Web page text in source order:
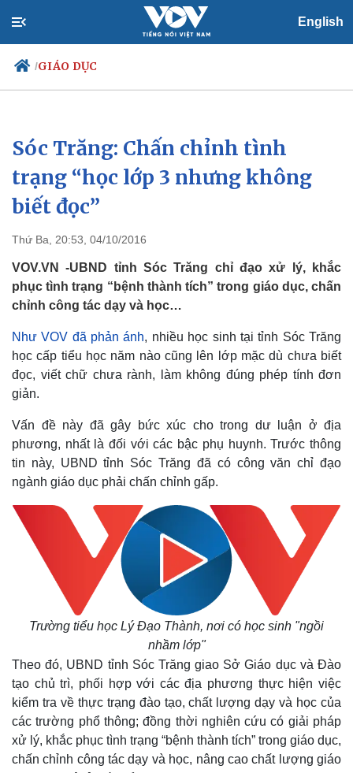
English
/GIÁO DỤC
Chính trị
Tổ chức nhân sự
Quốc hội
Nhận diện sự thật
Xã hội
Tin 24h
Dự báo thời tiết
Sóc Trăng: Chấn chỉnh tình
trạng “học lớp 3 nhưng không
biết đọc”
Thứ Ba, 20:53, 04/10/2016
VOV.VN -UBND tỉnh Sóc Trăng chỉ đạo xử lý, khắc
phục tình trạng “bệnh thành tích” trong giáo dục, chấn
chỉnh công tác dạy và học…
Như VOV đã phản ánh, nhiều học sinh tại tỉnh Sóc Trăng
học cấp tiểu học năm nào cũng lên lớp mặc dù chưa biết
đọc, viết chữ chưa rành, làm không đúng phép tính đơn
giản.
Vấn đề này đã gây bức xúc cho trong dư luận ở địa
phương, nhất là đối với các bậc phụ huynh. Trước thông
tin này, UBND tỉnh Sóc Trăng đã có công văn chỉ đạo
ngành giáo dục phải chấn chỉnh gấp.
Trường tiểu học Lý Đạo Thành, nơi có học sinh "ngồi
nhầm lớp"
Theo đó, UBND tỉnh Sóc Trăng giao Sở Giáo dục và Đào
tạo chủ trì, phối hợp với các địa phương thực hiện việc
kiểm tra về thực trạng đào tạo, chất lượng dạy và học của
các trường phổ thông; đồng thời nghiên cứu có giải pháp
xử lý, khắc phục tình trạng “bệnh thành tích” trong giáo dục,
chấn chỉnh công tác dạy và học, nâng cao chất lượng giáo